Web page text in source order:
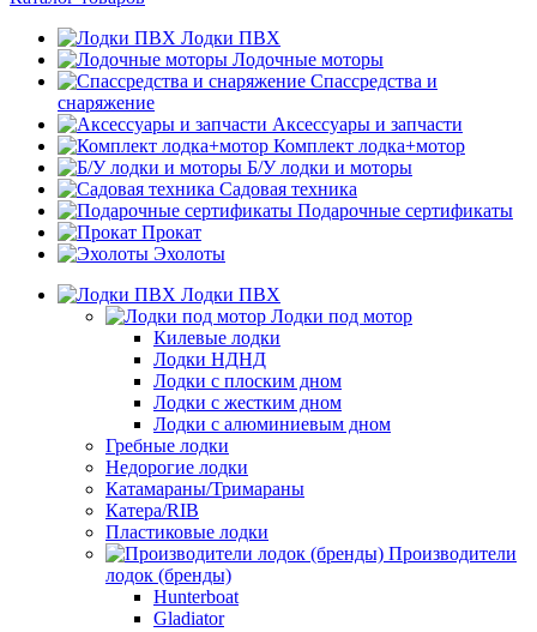
Лодки ПВХ
Лодочные моторы
Спассредства и
снаряжение
Аксессуары и запчасти
Комплект лодка+мотор
Б/У лодки и моторы
Садовая техника
Подарочные сертификаты
Прокат
Эхолоты
Лодки ПВХ
Лодки под мотор
Килевые лодки
Лодки НДНД
Лодки с плоским дном
Лодки с жестким дном
Лодки с алюминиевым дном
Гребные лодки
Недорогие лодки
Катамараны/Тримараны
Катера/RIB
Пластиковые лодки
Производители
лодок (бренды)
Hunterboat
Gladiator